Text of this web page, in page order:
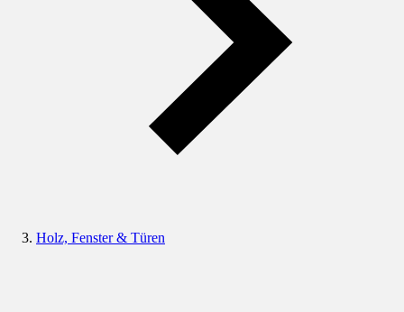
Holz, Fenster & Türen